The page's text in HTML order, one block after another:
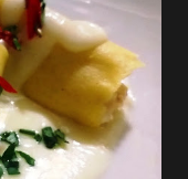
sbucciato,
insieme il
dopo qualche
di olio evo per
a rimescolare il